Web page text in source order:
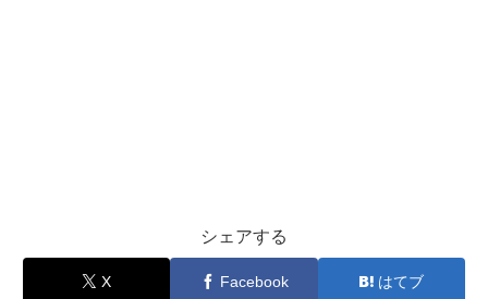
シェアする
X Facebook はてブ